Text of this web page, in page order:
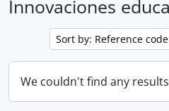
Innovaciones
Sort by: Reference code
We couldn't find any